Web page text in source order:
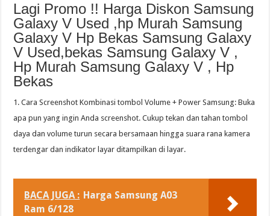
Lagi Promo !! Harga Diskon Samsung
Galaxy V Used ,hp Murah Samsung
Galaxy V Hp Bekas Samsung Galaxy
V Used,bekas Samsung Galaxy V ,
Hp Murah Samsung Galaxy V , Hp
Bekas
1. Cara Screenshot Kombinasi tombol Volume + Power Samsung: Buka
apa pun yang ingin Anda screenshot. Cukup tekan dan tahan tombol
daya dan volume turun secara bersamaan hingga suara rana kamera
terdengar dan indikator layar ditampilkan di layar.
BACA JUGA : Harga Samsung A03
Ram 6/128